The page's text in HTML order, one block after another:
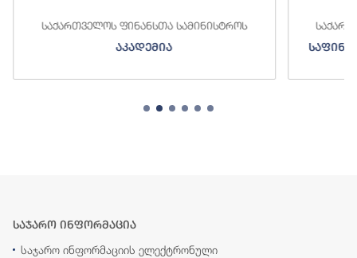
საქართველოს ფინანსთა სამინისტროს
აკადემია
საჯარო ინფორმაცია
საჯარო ინფორმაციის ელექტრონული